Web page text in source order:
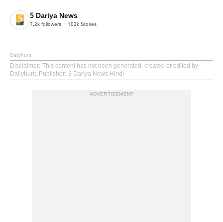
5 Dariya News
7.2k followers 102k Stories
Dailyhunt
Disclaimer: This content has not been generated, created or edited by
Dailyhunt. Publisher: 5 Dariya News Hindi
ADVERTISEMENT